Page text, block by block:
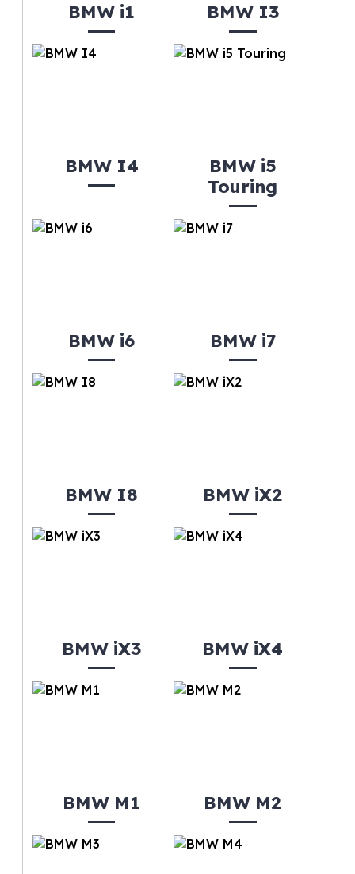
BMW i1 BMW I3
BMW I4
BMW i5
Touring
BMW i6 BMW i7
BMW I8 BMW iX2
BMW iX3 BMW iX4
BMW M1 BMW M2